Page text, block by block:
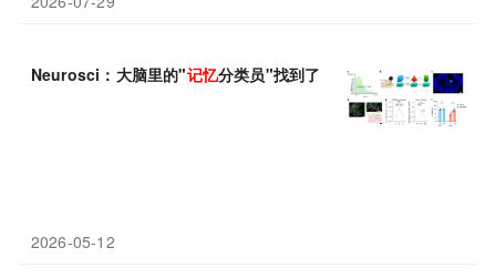
Neurosci：大脑里的"记忆分类员"找到了！前额叶皮层精准调控
2026-05-12